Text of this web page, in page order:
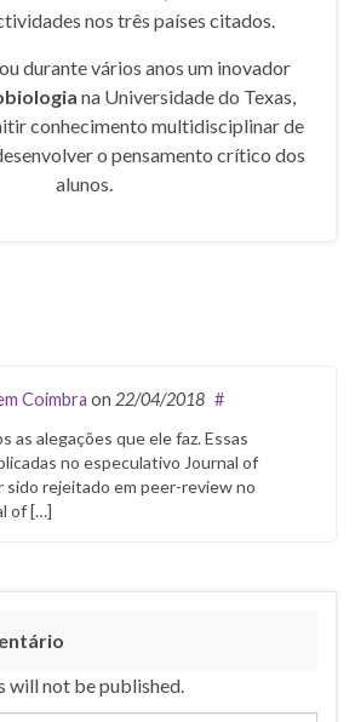
nos três países citados.
durante vários anos um inovador
na Universidade do Texas,
conhecimento multidisciplinar de
o pensamento crítico dos
alunos.
Coimbra on 22/04/2018 #
as alegações que ele faz. Essas
no especulativo Journal of
sido rejeitado em peer-review no
of […]
will not be published.